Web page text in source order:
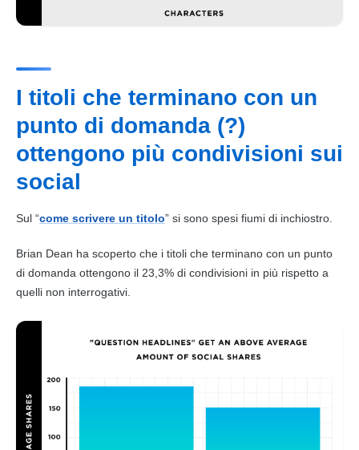
I titoli che terminano con un
punto di domanda (?)
ottengono più condivisioni sui
social
Sul “come scrivere un titolo” si sono spesi fiumi di inchiostro.
Brian Dean ha scoperto che i titoli che terminano con un punto
di domanda ottengono il 23,3% di condivisioni in più rispetto a
quelli non interrogativi.